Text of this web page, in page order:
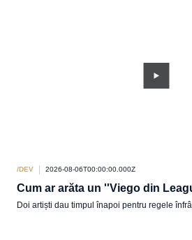
/DEV 2026-08-06T00:00:00.000Z
Cum ar arăta un ''Viego din
Doi artiști dau timpul înapoi pentru regele